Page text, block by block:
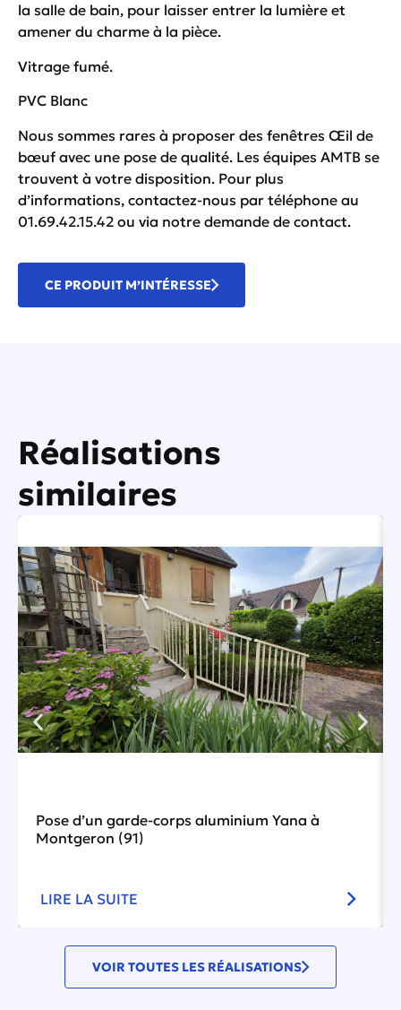
la salle de bain, pour laisser entrer la lumière et
amener du charme à la pièce.
Vitrage fumé.
PVC Blanc
Nous sommes rares à proposer des fenêtres Œil de
bœuf avec une pose de qualité. Les équipes AMTB se
trouvent à votre disposition. Pour plus
d’informations, contactez-nous par téléphone au
01.69.42.15.42 ou via notre demande de contact.
CE PRODUIT M’INTÉRESSE
Réalisations
similaires
Pose d’un garde-corps aluminium Yana à
Montgeron (91)
LIRE LA SUITE
VOIR TOUTES LES RÉALISATIONS